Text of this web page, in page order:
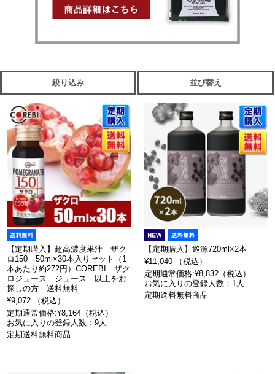
絞り込み 並び替え
【定期購入】超高濃度果汁 ザク
ロ150 50ml×30本入りセット（1
本あたり約272円）COREBI ザク
ロジュース ジュース 以上をお
探しの方 送料無料
¥9,072 （税込）
定期通常価格:¥8,164（税込）
お気に入りの登録人数：9人
定期送料無料商品
【定期購入】巡源720ml×2本
¥11,040 （税込）
定期通常価格:¥8,832（税込）
お気に入りの登録人数：1人
定期送料無料商品